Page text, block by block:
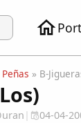
Peñas » B-
| 04-04-